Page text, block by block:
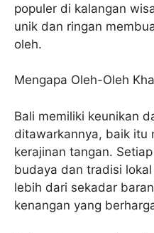
populer di kalangan
unik dan ringan
oleh.
Mengapa Oleh-Oleh
Bali memiliki keunikan
ditawarkannya, baik itu
kerajinan tangan.
budaya dan tradisi
lebih dari sekadar
kenangan yang